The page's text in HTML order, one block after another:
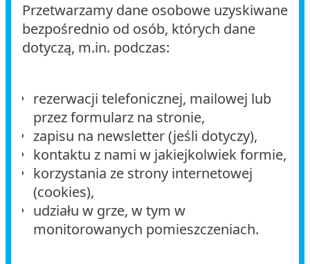
Przetwarzamy dane osobowe uzyskiwane
bezpośrednio od osób, których dane
dotyczą, m.in. podczas:
rezerwacji telefonicznej, mailowej lub
przez formularz na stronie,
zapisu na newsletter (jeśli dotyczy),
kontaktu z nami w jakiejkolwiek formie,
korzystania ze strony internetowej
(cookies),
udziału w grze, w tym w
monitorowanych pomieszczeniach.